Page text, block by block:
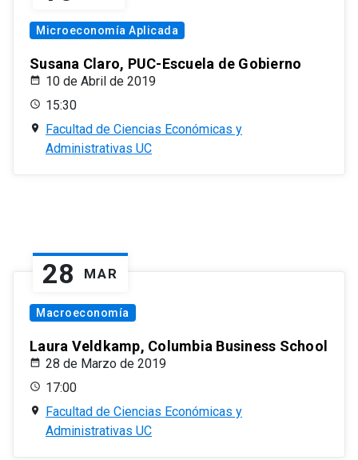
Microeconomía Aplicada
Susana Claro, PUC-Escuela de Gobierno
10 de Abril de 2019
15:30
Facultad de Ciencias Económicas y
Administrativas UC
28 MAR
Macroeconomía
Laura Veldkamp, Columbia Business School
28 de Marzo de 2019
17:00
Facultad de Ciencias Económicas y
Administrativas UC